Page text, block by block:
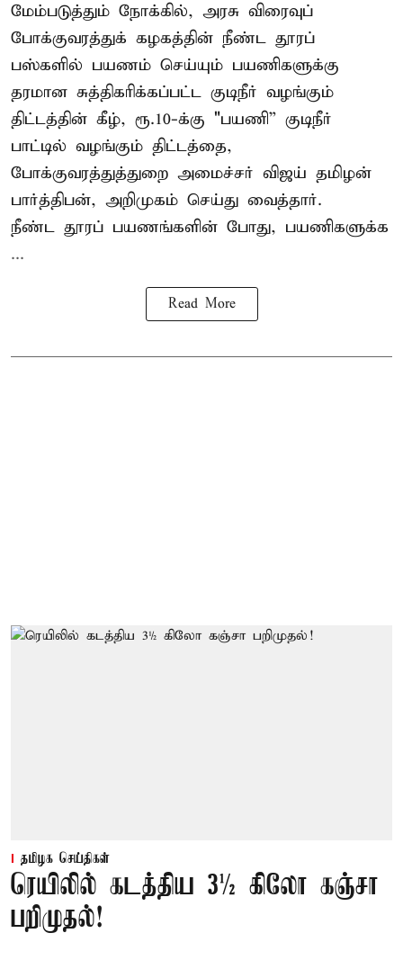
மேம்படுத்தும் நோக்கில், அரசு விரைவுப்
போக்குவரத்துக் கழகத்தின் நீண்ட தூரப்
பஸ்களில் பயணம் செய்யும் பயணிகளுக்கு
தரமான சுத்திகரிக்கப்பட்ட குடிநீர் வழங்கும்
திட்டத்தின் கீழ், ரூ.10-க்கு "பயணி” குடிநீர்
பாட்டில் வழங்கும் திட்டத்தை,
போக்குவரத்துத்துறை அமைச்சர் விஜய் தமிழன்
பார்த்திபன், அறிமுகம் செய்து வைத்தார்.
நீண்ட தூரப் பயணங்களின் போது, பயணிகளுக்க
...
Read More
தமிழக செய்திகள்
ரெயிலில் கடத்திய 3½ கிலோ கஞ்சா
பறிமுதல்!